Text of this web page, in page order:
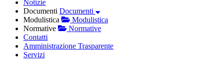
Notizie
Documenti Documenti
Modulistica
Modulistica
Normative
Normative
Contatti
Amministrazione Trasparente
Servizi